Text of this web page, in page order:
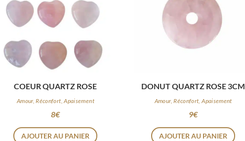
COEUR QUARTZ ROSE
Amour, Réconfort, Apaisement
8€
AJOUTER AU PANIER
DONUT QUARTZ ROSE 3CM
Amour, Réconfort, Apaisement
9€
AJOUTER AU PANIER